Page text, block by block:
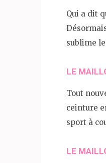
Qui a dit
sublime
LE
Tout
ceinture
sport à
LE